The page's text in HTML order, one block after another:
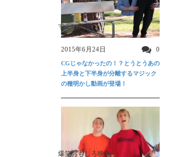
すごい動画
2015年6月24日 0
CGじゃなかったの！？とうとうあの
上半身と下半身が分離するマジック
の種明かし動画が登場！
爆笑おもしろ映像